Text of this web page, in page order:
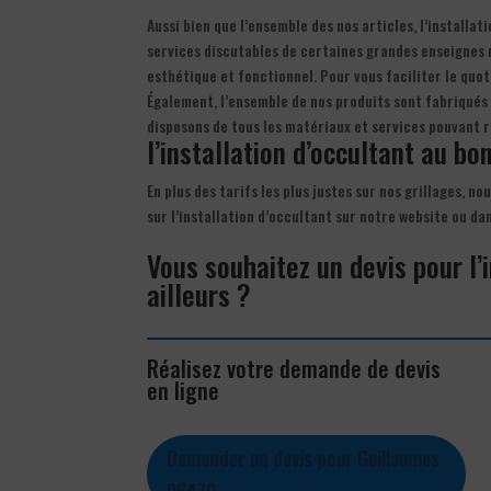
Aussi bien que l’ensemble des nos articles,
services discutables de certaines grandes
esthétique et fonctionnel. Pour vous faciliter le
Également, l’ensemble de nos produits sont
disposons de tous les matériaux et services pouvant
l’installation d’occultant au
En plus des tarifs les plus justes sur nos grillages,
sur l’installation d’occultant sur notre website ou
Vous souhaitez un devis pour
ailleurs ?
Réalisez votre demande de devis
en ligne